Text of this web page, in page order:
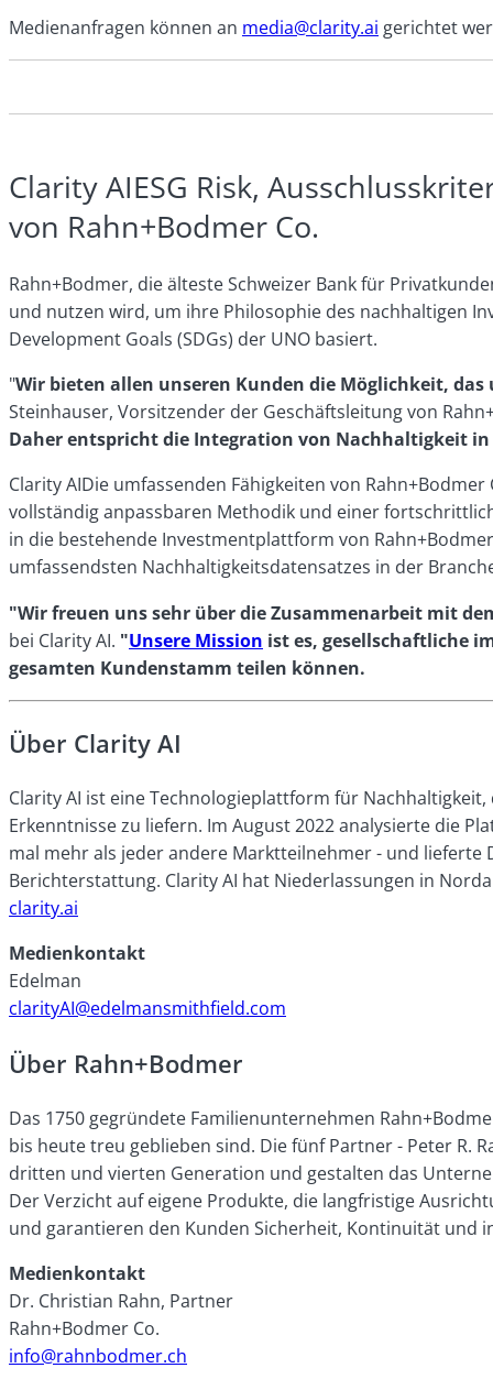
Medienanfragen können an media@clarity.ai gerichtet
Clarity AIESG Risk,
von Rahn+Bodmer Co.
Rahn+Bodmer, die älteste Schweizer Bank für
und nutzen wird, um ihre Philosophie des nachhaltigen
Development Goals (SDGs) der UNO basiert.
"Wir bieten allen unseren Kunden die Möglichkeit,
Steinhauser, Vorsitzender der Geschäftsleitung von
Daher entspricht die Integration von Nachhaltigkeit
Clarity AIDie umfassenden Fähigkeiten von
vollständig anpassbaren Methodik und einer
in die bestehende Investmentplattform von
umfassendsten Nachhaltigkeitsdatensatzes in der
"Wir freuen uns sehr über die Zusammenarbeit mit
bei Clarity AI. "Unsere Mission ist es, gesellschaftliche
gesamten Kundenstamm teilen können.
Über Clarity AI
Clarity AI ist eine Technologieplattform für
Erkenntnisse zu liefern. Im August 2022 analysierte die
mal mehr als jeder andere Marktteilnehmer - und
Berichterstattung. Clarity AI hat Niederlassungen in
clarity.ai
Medienkontakt
Edelman
clarityAI@edelmansmithfield.com
Über Rahn+Bodmer
Das 1750 gegründete Familienunternehmen
bis heute treu geblieben sind. Die fünf Partner - Peter R.
dritten und vierten Generation und gestalten das
Der Verzicht auf eigene Produkte, die langfristige
und garantieren den Kunden Sicherheit, Kontinuität und
Medienkontakt
Dr. Christian Rahn, Partner
Rahn+Bodmer Co.
info@rahnbodmer.ch